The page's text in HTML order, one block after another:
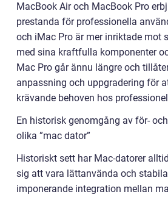
MacBook Air och MacBook Pro
prestanda för professionella
och iMac Pro är mer inriktade mot
med sina kraftfulla komponenter
Mac Pro går ännu längre och
anpassning och uppgradering för
krävande behoven hos
En historisk genomgång av för-
olika ”mac dator”
Historiskt sett har Mac-datorer
sig att vara lättanvända och
imponerande integration mellan